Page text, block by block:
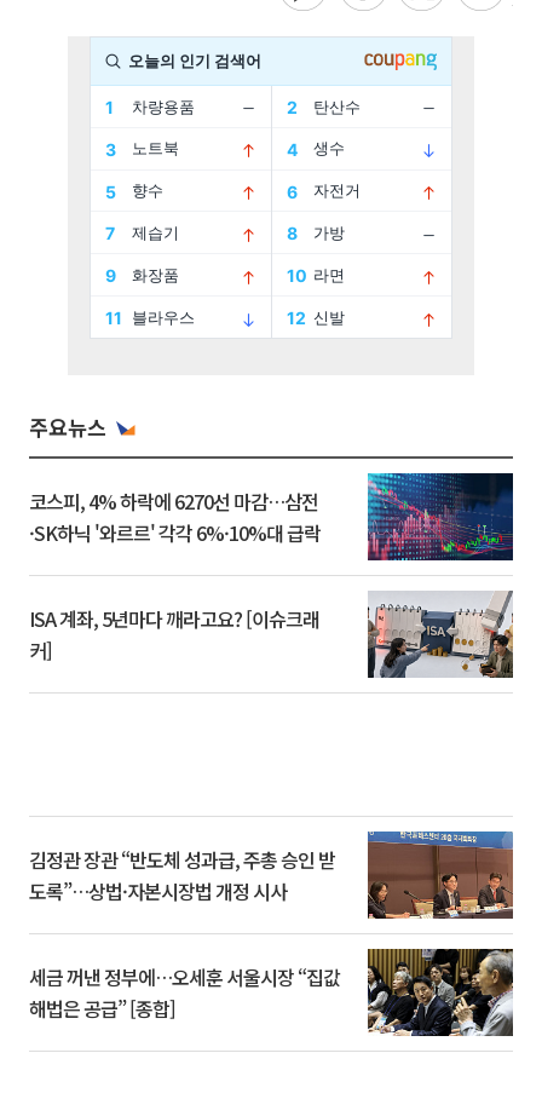
주요뉴스
코스피, 4% 하락에 6270선 마감…삼전
·SK하닉 '와르르' 각각 6%·10%대 급락
ISA 계좌, 5년마다 깨라고요? [이슈크래
커]
김정관 장관 “반도체 성과급, 주총 승인 받
도록”…상법·자본시장법 개정 시사
세금 꺼낸 정부에…오세훈 서울시장 “집값
해법은 공급” [종합]